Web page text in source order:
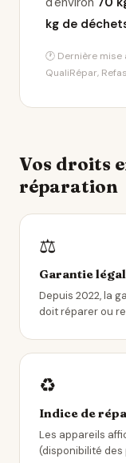
kg de
🕐 Dernière mise
QualiRépar,
Vos droits
réparation
⚖️
Garantie
Depuis 2022, la
doit réparer ou
♻️
Indice de
Les appareils
(disponibilité